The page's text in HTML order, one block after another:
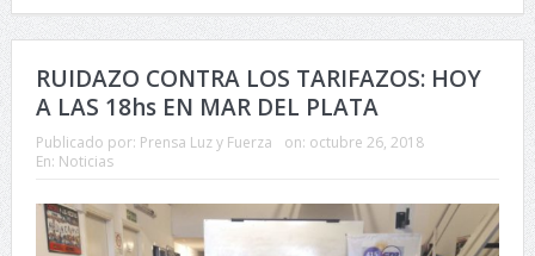
RUIDAZO CONTRA LOS TARIFAZOS: HOY
A LAS 18hs EN MAR DEL PLATA
Publicado por: Prensa Luz y Fuerza on: octubre 26, 2018
En: Noticias